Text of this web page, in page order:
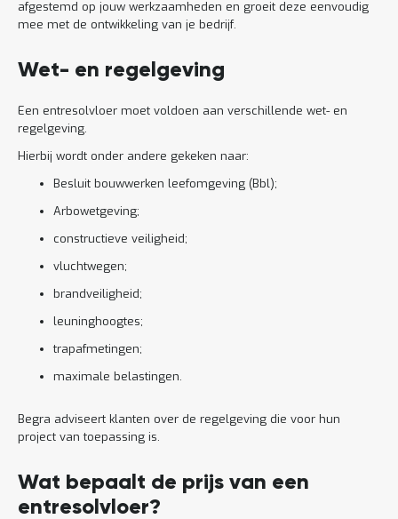
afgestemd op jouw werkzaamheden en groeit deze eenvoudig
mee met de ontwikkeling van je bedrijf.
Wet- en regelgeving
Een entresolvloer moet voldoen aan verschillende wet- en
regelgeving.
Hierbij wordt onder andere gekeken naar:
Besluit bouwwerken leefomgeving (Bbl);
Arbowetgeving;
constructieve veiligheid;
vluchtwegen;
brandveiligheid;
leuninghoogtes;
trapafmetingen;
maximale belastingen.
Begra adviseert klanten over de regelgeving die voor hun
project van toepassing is.
Wat bepaalt de prijs van een
entresolvloer?